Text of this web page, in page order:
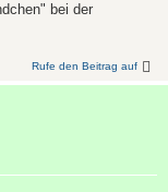
bei der
Rufe den Beitrag auf